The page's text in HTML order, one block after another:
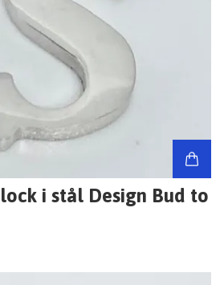
i stål Design Bud to